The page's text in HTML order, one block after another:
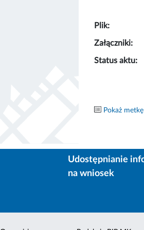
Plik:
Załączniki:
Status aktu:
Pokaż metkę
Udostępnianie
na wniosek